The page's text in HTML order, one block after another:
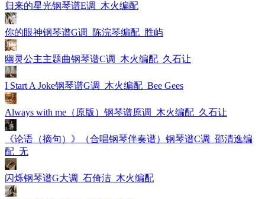
归来的星光钢琴谱E调_木火编配
你的眼神钢琴谱G调_陈浣琴编配_胜屿
幽灵公主主题曲钢琴谱C调_木火编配_久石让
I Start A Joke钢琴谱G调_木火编配_Bee Gees
Always with me（原版）钢琴谱原调_木火编配_久石让
《论语（摘句）》（合唱钢琴伴奏谱）钢琴谱C调_邵清逸编
配_无
闪烁钢琴谱G大调_石倚洁_木火编配